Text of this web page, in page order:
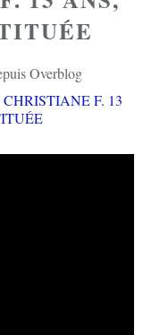
Overblog